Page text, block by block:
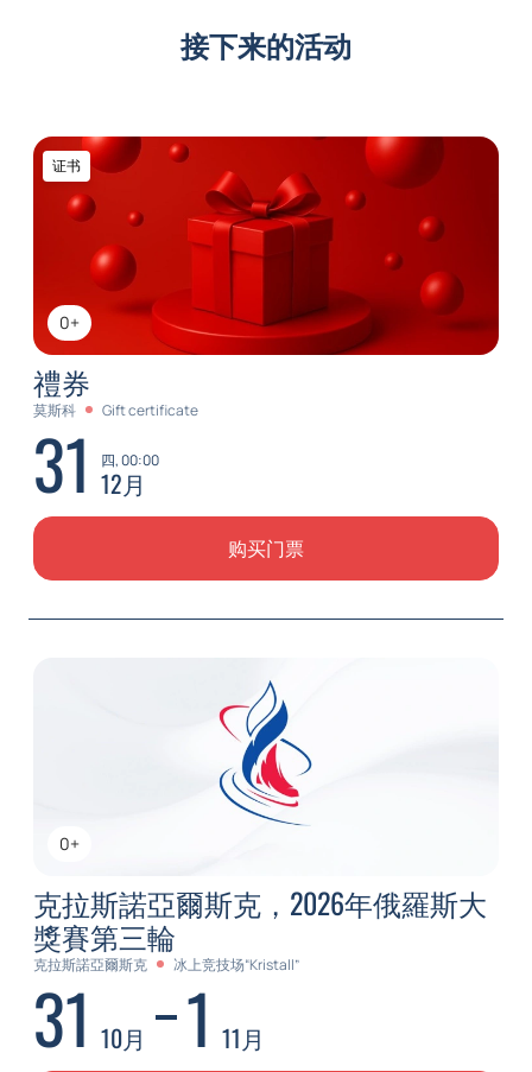
接下来的活动
0+
证书
禮券
莫斯科 Gift certificate
31 四, 00:00
12月
购买门票
0+
克拉斯諾亞爾斯克，2026年俄羅斯大
獎賽第三輪
克拉斯諾亞爾斯克 冰上竞技场“Kristall”
31 10月 1 11月